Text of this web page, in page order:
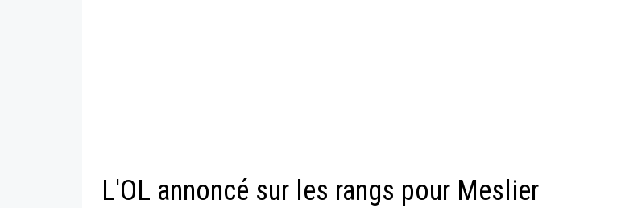
L'OL annoncé sur les rangs pour Meslier